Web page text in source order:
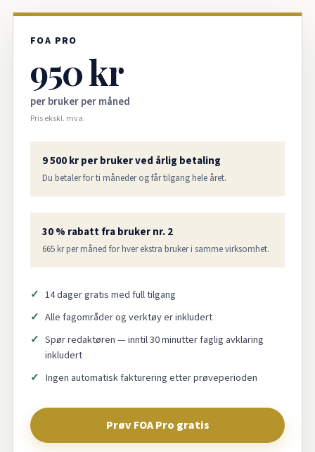
FOA PRO
950 kr
per bruker per måned
Pris ekskl. mva.
9 500 kr per bruker ved årlig betaling
Du betaler for ti måneder og får tilgang hele året.
30 % rabatt fra bruker nr. 2
665 kr per måned for hver ekstra bruker i samme virksomhet.
14 dager gratis med full tilgang
Alle fagområder og verktøy er inkludert
Spør redaktøren — inntil 30 minutter faglig avklaring
inkludert
Ingen automatisk fakturering etter prøveperioden
Prøv FOA Pro gratis